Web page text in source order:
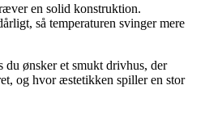
en solid konstruktion.
så temperaturen svinger mere
ønsker et smukt drivhus, der
og hvor æstetikken spiller en stor